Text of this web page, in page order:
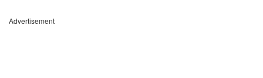
Advertisement